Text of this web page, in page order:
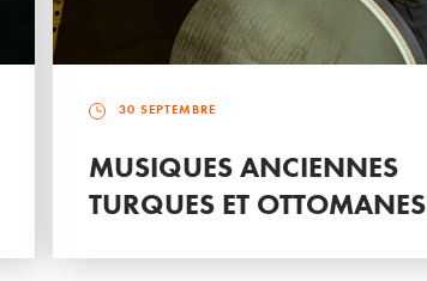
30 SEPTEMBRE
MUSIQUES ANCIENNES
TURQUES ET OTTOMANES